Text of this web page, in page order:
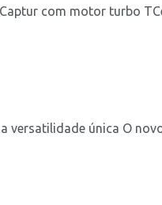
com motor turbo
única O